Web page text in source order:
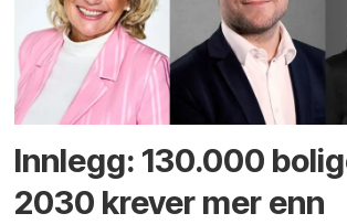
Innlegg: 130.000
2030 krever mer enn